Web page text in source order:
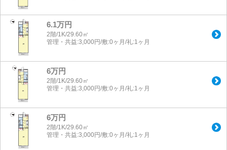
6.1万円
2階/1K/29.60㎡
管理・共益:3,000円/敷:0ヶ月/礼:1ヶ月
6万円
2階/1K/29.60㎡
管理・共益:3,000円/敷:0ヶ月/礼:1ヶ月
6万円
2階/1K/29.60㎡
管理・共益:3,000円/敷:0ヶ月/礼:1ヶ月